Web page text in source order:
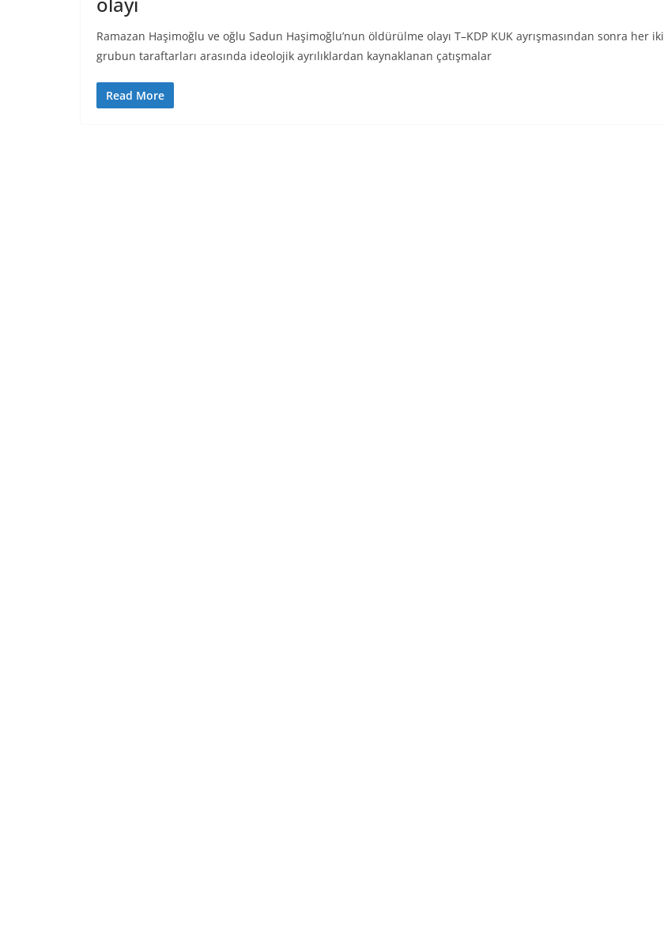
Ramazan Haşimoğlu ve oğlu Sadun Haşimoğlu’nun öldürülme olayı T–KDP KUK ayrışmasından sonra her iki
grubun taraftarları arasında ideolojik ayrılıklardan kaynaklanan çatışmalar
Read More